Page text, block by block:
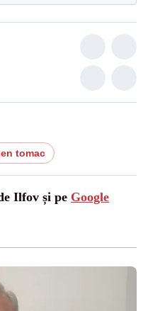
tomac
Ilfov și pe Google